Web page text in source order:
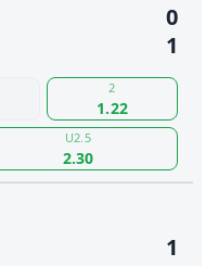
0
1
2
1.22
U2.5
2.30
1